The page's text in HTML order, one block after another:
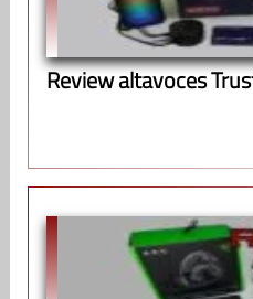
Review altavoces